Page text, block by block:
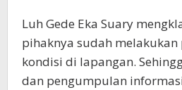
Luh Gede Eka Suary
pihaknya sudah
kondisi di lapangan.
dan pengumpulan